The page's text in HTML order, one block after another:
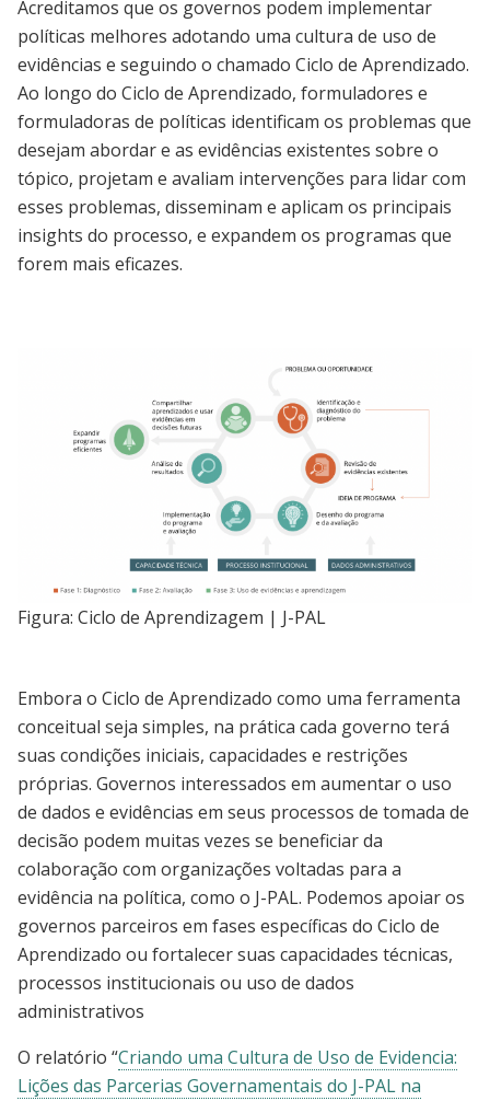
Acreditamos que os governos podem implementar
políticas melhores adotando uma cultura de uso de
evidências e seguindo o chamado Ciclo de Aprendizado.
Ao longo do Ciclo de Aprendizado, formuladores e
formuladoras de políticas identificam os problemas que
desejam abordar e as evidências existentes sobre o
tópico, projetam e avaliam intervenções para lidar com
esses problemas, disseminam e aplicam os principais
insights do processo, e expandem os programas que
forem mais eficazes.
Figura: Ciclo de Aprendizagem | J-PAL
Embora o Ciclo de Aprendizado como uma ferramenta
conceitual seja simples, na prática cada governo terá
suas condições iniciais, capacidades e restrições
próprias. Governos interessados em aumentar o uso
de dados e evidências em seus processos de tomada de
decisão podem muitas vezes se beneficiar da
colaboração com organizações voltadas para a
evidência na política, como o J-PAL. Podemos apoiar os
governos parceiros em fases específicas do Ciclo de
Aprendizado ou fortalecer suas capacidades técnicas,
processos institucionais ou uso de dados
administrativos
O relatório “Criando uma Cultura de Uso de Evidencia:
Lições das Parcerias Governamentais do J-PAL na